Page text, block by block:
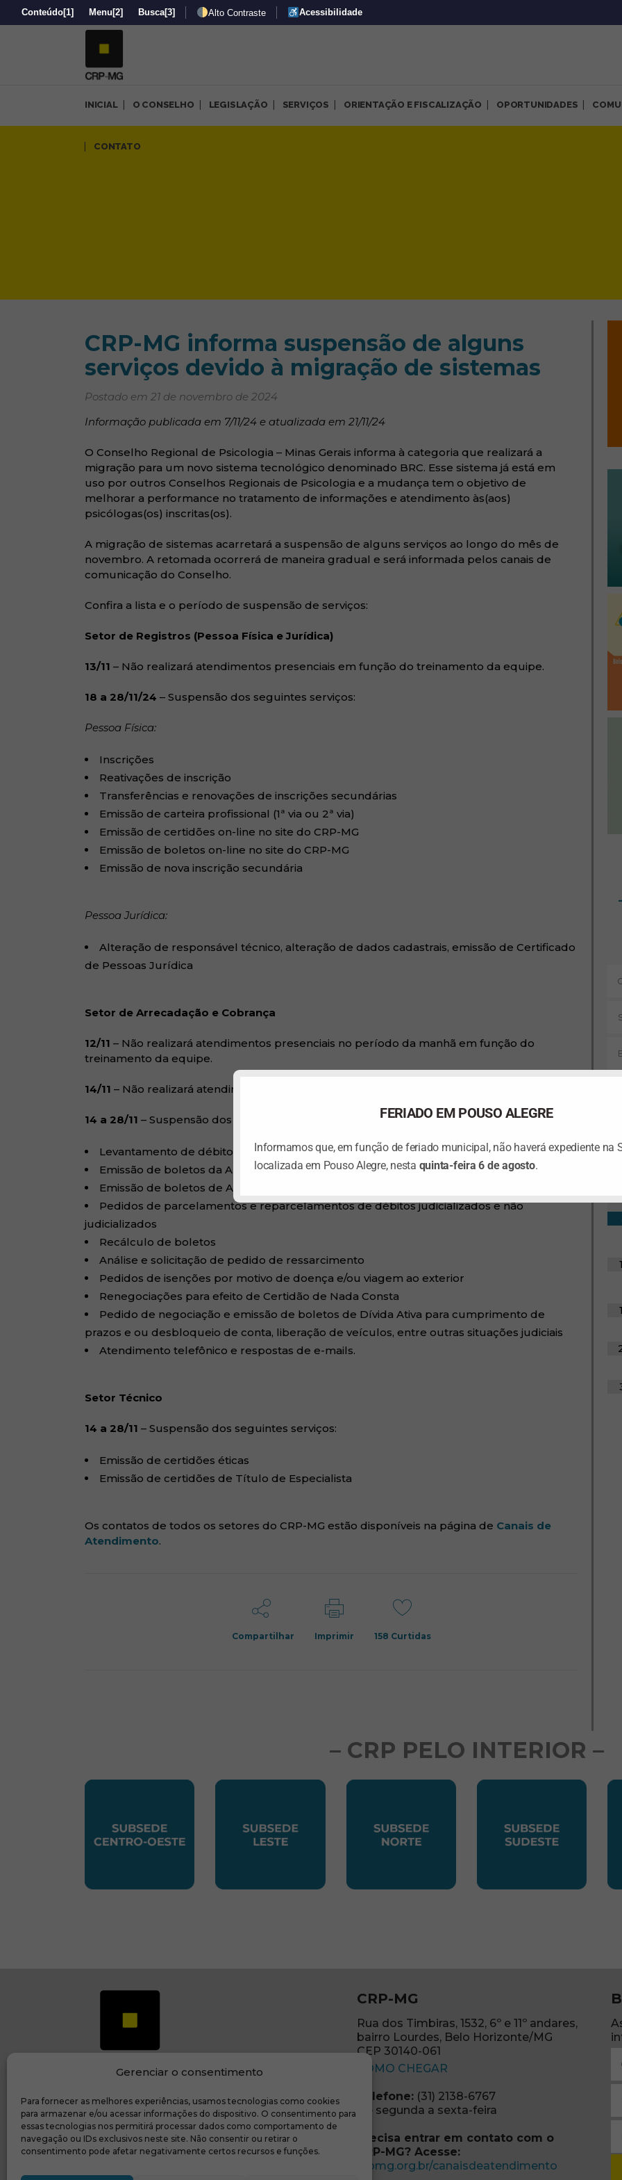
Conteúdo[1] Menu [2] Busca[3] Alto Contraste Acessibilidade
Gerenciar o consentimento
Para fornecer as melhores experiências, usamos tecnologias como cookies
para armazenar e/ou acessar informações do dispositivo. O consentimento para
essas tecnologias nos permitirá processar dados como comportamento de
navegação ou IDs exclusivos neste site. Não consentir ou retirar o
consentimento pode afetar negativamente certos recursos e funções.
INICIAL O CONSELHO LEGISLAÇÃO SERVIÇOS ORIENTAÇÃO E FISCALIZAÇÃO OPORTUNIDADES
CONTATO
CRP-MG informa suspensão de alguns serviços devido à
CRP-MG informa suspensão de alguns
serviços devido à migração de sistemas
Postado em 21 de novembro de 2024
Informação publicada em 7/11/24 e atualizada em 21/11/24
O Conselho Regional de Psicologia – Minas Gerais informa à categoria que realizará a
migração para um novo sistema tecnológico denominado BRC. Esse sistema já está em
uso por outros Conselhos Regionais de Psicologia e a mudança tem o objetivo de
melhorar a performance no tratamento de informações e atendimento às(aos)
psicólogas(os) inscritas(os).
A migração de sistemas acarretará a suspensão de alguns serviços ao longo do mês de
novembro. A retomada ocorrerá de maneira gradual e será informada pelos canais de
comunicação do Conselho.
Confira a lista e o período de suspensão de serviços:
Setor de Registros (Pessoa Física e Jurídica)
13/11 – Não realizará atendimentos presenciais em função do treinamento da equipe.
18 a 28/11/24 – Suspensão dos seguintes serviços:
Pessoa Física:
Inscrições
Reativações de inscrição
Transferências e renovações de inscrições secundárias
Emissão de carteira profissional (1ª via ou 2ª via)
Emissão de certidões on-line no site do CRP-MG
Emissão de boletos on-line no site do CRP-MG
Emissão de nova inscrição secundária
Pessoa Jurídica:
Alteração de responsável técnico, alteração de dados cadastrais, emissão de Certificado
de Pessoas Jurídica
Setor de Arrecadação e Cobrança
12/11 – Não realizará atendimentos presenciais no período da manhã em função do
treinamento da equipe.
14/11 – Não realizará atendimentos presenciais em função do treinamento da equipe.
14 a 28/11 – Suspensão dos seguintes serviços:
Levantamento de débitos de Anuidade
Emissão de boletos da Anuidade 2024
Emissão de boletos de Anuidades de exercícios anteriores
Pedidos de parcelamentos e reparcelamentos de débitos judicializados e não
judicializados
Recálculo de boletos
Análise e solicitação de pedido de ressarcimento
Pedidos de isenções por motivo de doença e/ou viagem ao exterior
Renegociações para efeito de Certidão de Nada Consta
Pedido de negociação e emissão de boletos de Dívida Ativa para cumprimento de
prazos e ou desbloqueio de conta, liberação de veículos, entre outras situações judiciais
Atendimento telefônico e respostas de e-mails.
Setor Técnico
14 a 28/11 – Suspensão dos seguintes serviços:
Emissão de certidões éticas
Emissão de certidões de Título de Especialista
Os contatos de todos os setores do CRP-MG estão disponíveis na página de Canais de
Atendimento(abre em nova janela)
.
Compartilhar Imprimir 158 Curtidas
– CRP PELO INTERIOR –
Transparência e prestação de contas(abre em nova janela)
CRP-MG
Rua dos Timbiras, 1532, 6º e 11º andares,
bairro Lourdes, Belo Horizonte/MG
CEP 30140-061
COMO CHEGAR(abre em nova janela)
Telefone:(31) 2138-6767
De segunda a sexta-feira
Precisa entrar em contato com o
CRP-MG? Acesse:
crpmg.org.br/canaisdeatendimento(abre em
FERIADO EM POUSO ALEGRE
Informamos que, em função de feriado municipal, não haverá expediente na
localizada em Pouso Alegre, nesta quinta-feira 6 de agosto.